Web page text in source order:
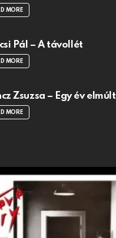
MORE
Pál – A távollét
MORE
Zsuzsa – Egy év elmúlt
MORE